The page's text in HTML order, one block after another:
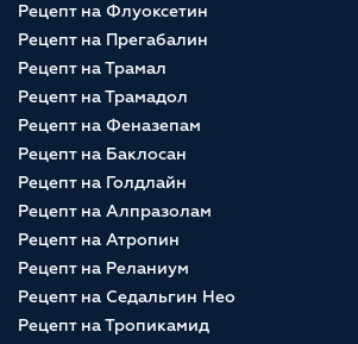
Рецепт на Флуоксетин
Рецепт на Прегабалин
Рецепт на Трамал
Рецепт на Трамадол
Рецепт на Феназепам
Рецепт на Баклосан
Рецепт на Голдлайн
Рецепт на Алпразолам
Рецепт на Атропин
Рецепт на Реланиум
Рецепт на Седальгин Нео
Рецепт на Тропикамид